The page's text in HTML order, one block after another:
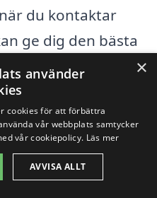
du kontaktar
ge dig den bästa
pris. Med rätt
kan du känna
för din
×
använder
cookies för att förbättra
vår webbplats samtycker
vår cookiepolicy. Läs mer
AVVISA ALLT